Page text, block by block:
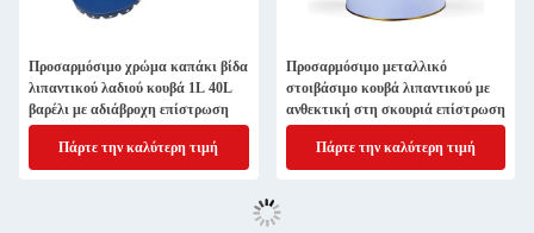
Προσαρμόσιμο χρώμα καπάκι βίδα
λιπαντικού λαδιού κουβά 1L 40L
βαρέλι με αδιάβροχη επίστρωση
Πάρτε την καλύτερη τιμή
Προσαρμόσιμο μεταλλικό
στοιβάσιμο κουβά λιπαντικού με
ανθεκτική στη σκουριά επίστρωση
Πάρτε την καλύτερη τιμή